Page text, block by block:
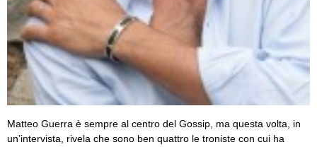
Matteo Guerra è sempre al centro del Gossip, ma questa volta, in
un’intervista, rivela che sono ben quattro le troniste con cui ha